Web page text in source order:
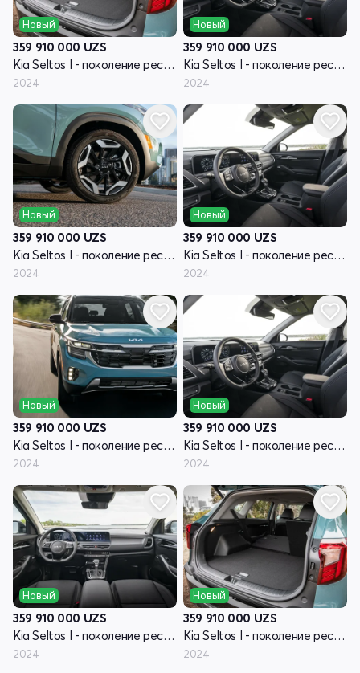
Новый
359 910 000 UZS
Kia Seltos I - поколение рестайлинг
2024
Новый
359 910 000 UZS
Kia Seltos I - поколение рестайлинг
2024
Новый
359 910 000 UZS
Kia Seltos I - поколение рестайлинг
2024
Новый
359 910 000 UZS
Kia Seltos I - поколение рестайлинг
2024
Новый
359 910 000 UZS
Kia Seltos I - поколение рестайлинг
2024
Новый
359 910 000 UZS
Kia Seltos I - поколение рестайлинг
2024
Новый
359 910 000 UZS
Kia Seltos I - поколение рестайлинг
2024
Новый
359 910 000 UZS
Kia Seltos I - поколение рестайлинг
2024